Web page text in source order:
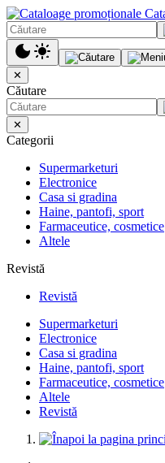
✕
Căutare
✕
Categorii
Supermarketuri
Electronice
Casa si gradina
Haine, pantofi, sport
Farmaceutice, cosmetice
Altele
Revistă
Revistă
Supermarketuri
Electronice
Casa si gradina
Haine, pantofi, sport
Farmaceutice, cosmetice
Altele
Revistă